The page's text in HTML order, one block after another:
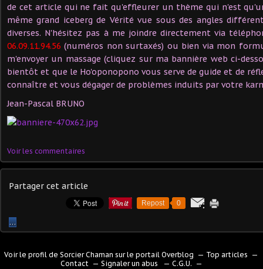
de cet article qui ne fait qu'effleurer un thème qui n'est
même grand iceberg de Vérité vue sous des angles
diverses. N'hésitez pas à me joindre directement via
06.09.11.94.56 (numéros non surtaxés) ou bien via mon
m'envoyer un massage (cliquez sur ma bannière web ci-
bientôt et que le Ho'oponopono vous serve de guide et de
connaître et vous dégager de problèmes induits par votre
Jean-Pascal BRUNO
Voir les commentaires
Partager cet article
Repost 0
…
Voir le profil deSorcier Chaman sur le portail Overblog
Top articles
Contact
Signaler un abus
C.G.U.